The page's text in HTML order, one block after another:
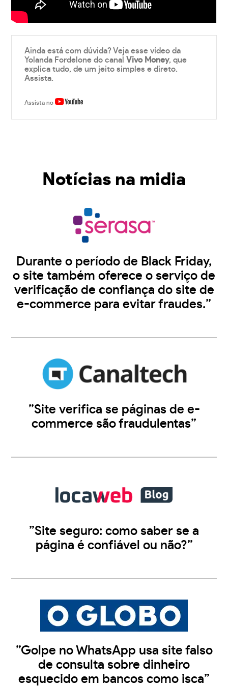
Ainda está com dúvida? Veja esse vídeo da
Yolanda Fordelone do canalVivo Money, que
explica tudo, de um jeito simples e direto.
Assista.
Assista no
Notícias na midia
Durante o período de Black Friday,
o site também oferece o serviço de
verificação de confiança do site de
e-commerce para evitar fraudes.”
”Site verifica se páginas de e-
commerce são fraudulentas”
”Site seguro: como saber se a
página é confiável ou não?”
”Golpe no WhatsApp usa site falso
de consulta sobre dinheiro
esquecido em bancos como isca”